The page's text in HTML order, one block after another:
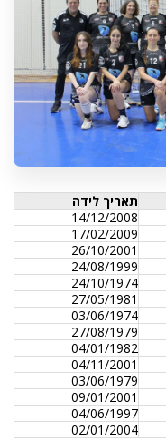
תאריך לידה
14/12/2008
17/02/2009
26/10/2001
24/08/1999
24/10/1974
27/05/1981
03/06/1974
27/08/1979
04/01/1982
04/11/2001
03/06/1979
09/01/2001
04/06/1997
02/01/2004